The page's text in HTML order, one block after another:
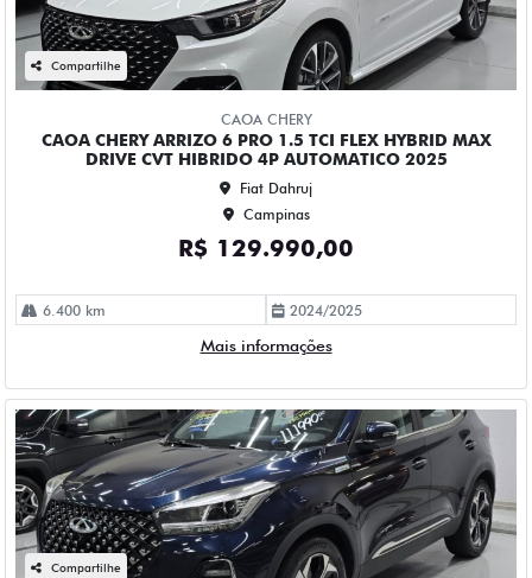
CAOA CHERY
CAOA CHERY TIGGO 5X PRO 1.5 TCI FLEX HYBRID CVT 4P
AUTOMATICO 2023
Fiat Dahruj
Campinas
R$ 111.990,00
2022/2023
Mais informações
Compartilhe
CHEVROLET
CHEVROLET CRUZE 1.4 TURBO FLEX PREMIER AUTOMATICO
4P 2023